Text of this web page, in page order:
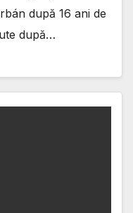
după 16 ani de
după…